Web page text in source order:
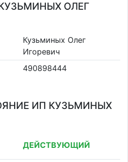
ОЛЕГ
Кузьминых Олег
Игоревич
490898444
ИП КУЗЬМИНЫХ
ДЕЙСТВУЮЩИЙ